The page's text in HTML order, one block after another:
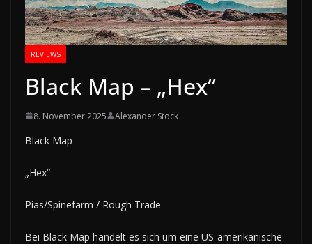
REVIEWS
Black Map – „Hex“
8. November 2025 Alexander Stock
Black Map
„Hex“
Pias/Spinefarm / Rough Trade
Bei Black Map handelt es sich um eine US-amerikanische